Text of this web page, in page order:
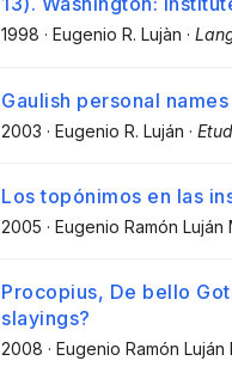
1998 · Eugenio R. Lujàn ·
Gaulish personal
2003 · Eugenio R. Luján ·
Los topónimos en las
2005 · Eugenio Ramón Luján
Procopius, De bello
slayings?
2008 · Eugenio Ramón Luján